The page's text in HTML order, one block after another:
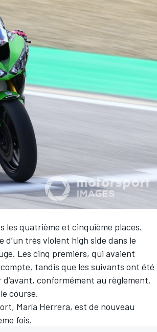
les quatrième et cinquième places.
d’un très violent high side dans le
Les cinq premiers, qui avaient
tandis que les suivants ont été
conformément au règlement.
course.
María Herrera, est de nouveau
fois.